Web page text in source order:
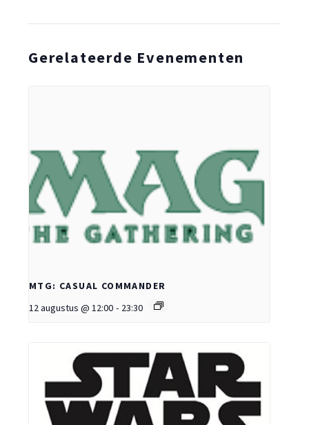
Gerelateerde Evenementen
MTG: CASUAL COMMANDER
12 augustus @ 12:00 - 23:30